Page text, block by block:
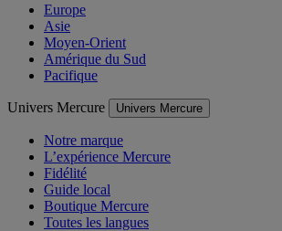
Europe
Asie
Moyen-Orient
Amérique du Sud
Pacifique
Univers Mercure Univers Mercure
Notre marque
L’expérience Mercure
Fidélité
Guide local
Boutique Mercure
Toutes les langues